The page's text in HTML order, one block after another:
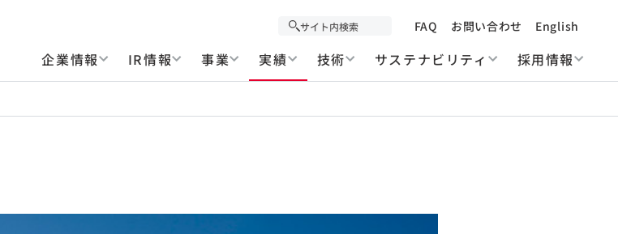
FAQ お問い合わせ English
企業情報 IR情報 事業 実績 技術 サステナビリティ 採用情報